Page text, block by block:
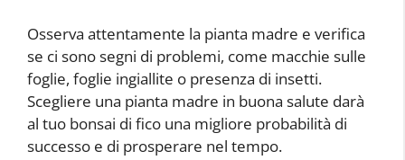
Osserva attentamente la pianta madre e verifica
se ci sono segni di problemi, come macchie sulle
foglie, foglie ingiallite o presenza di insetti.
Scegliere una pianta madre in buona salute darà
al tuo bonsai di fico una migliore probabilità di
successo e di prosperare nel tempo.